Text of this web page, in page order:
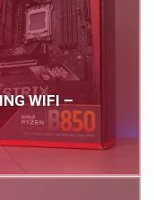
WIFI –